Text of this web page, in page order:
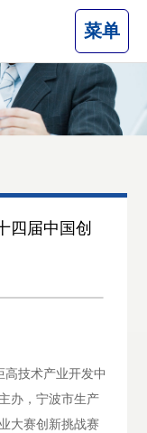
菜单
四届中国创
技术产业开发中
办，宁波市生产
大赛创新挑战赛